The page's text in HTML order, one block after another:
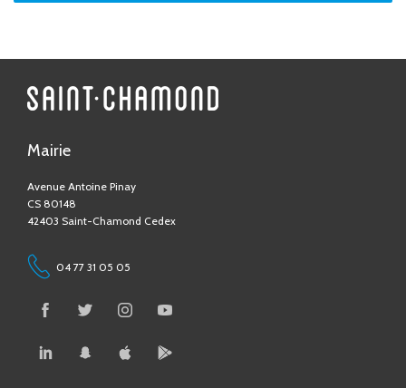
Mairie
Avenue Antoine Pinay
CS 80148
42403 Saint-Chamond Cedex
04 77 31 05 05